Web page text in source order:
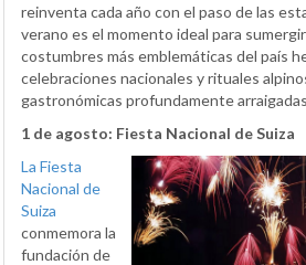
reinventa cada año con el paso de las
verano es el momento ideal para
costumbres más emblemáticas del país
celebraciones nacionales y rituales
gastronómicas profundamente
1 de agosto: Fiesta Nacional de Suiza
La Fiesta
Nacional de
Suiza
conmemora la
fundación de